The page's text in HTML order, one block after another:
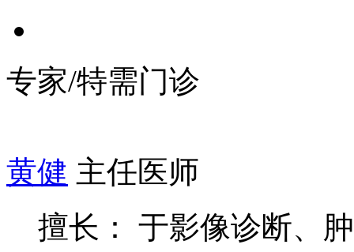
专家/特需门诊
黄健 主任医师
擅长： 于影像诊断、